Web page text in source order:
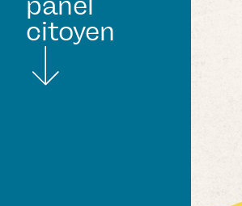
panel
citoyen